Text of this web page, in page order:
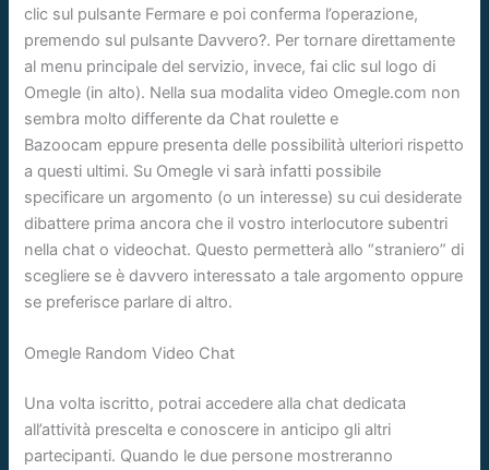
clic sul pulsante Fermare e poi conferma l’operazione,
premendo sul pulsante Davvero?. Per tornare direttamente
al menu principale del servizio, invece, fai clic sul logo di
Omegle (in alto). Nella sua modalita video Omegle.com non
sembra molto differente da Chat roulette e
Bazoocam eppure presenta delle possibilità ulteriori rispetto
a questi ultimi. Su Omegle vi sarà infatti possibile
specificare un argomento (o un interesse) su cui desiderate
dibattere prima ancora che il vostro interlocutore subentri
nella chat o videochat. Questo permetterà allo “straniero” di
scegliere se è davvero interessato a tale argomento oppure
se preferisce parlare di altro.
Omegle Random Video Chat
Una volta iscritto, potrai accedere alla chat dedicata
all’attività prescelta e conoscere in anticipo gli altri
partecipanti. Quando le due persone mostreranno